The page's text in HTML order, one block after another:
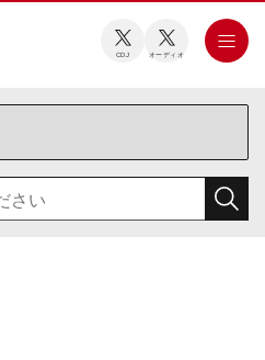
CDJ オーディオ